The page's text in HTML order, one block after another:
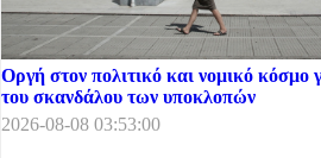
Οργή στον πολιτικό και νομικό κόσμο
του σκανδάλου των υποκλοπών
2026-08-08 03:53:00